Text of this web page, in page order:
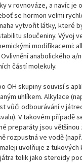
v rovnováze, a navíc
se hormon velmi
vytvořit látky, které
sloučeniny. Vývoj
modifikacemi:
anabolického
částí molekuly.
OH skupiny souvisí s
uhlíkem. Alkylace
vůči odbourávání v
V takovém případě
preparáty jsou
rozpustná ve vodě
uvolňuje z
tolik jako steroidy